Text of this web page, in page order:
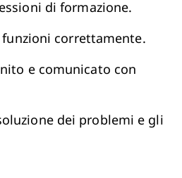
di formazione.
correttamente.
e comunicato con
dei problemi e gli